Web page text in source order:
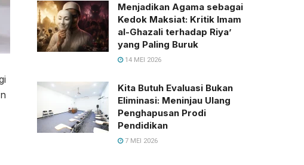
Menjadikan Agama sebagai
Kedok Maksiat: Kritik Imam
al-Ghazali terhadap Riya’
yang Paling Buruk
14 MEI 2026
Kita Butuh Evaluasi Bukan
Eliminasi: Meninjau Ulang
Penghapusan Prodi
Pendidikan
7 MEI 2026